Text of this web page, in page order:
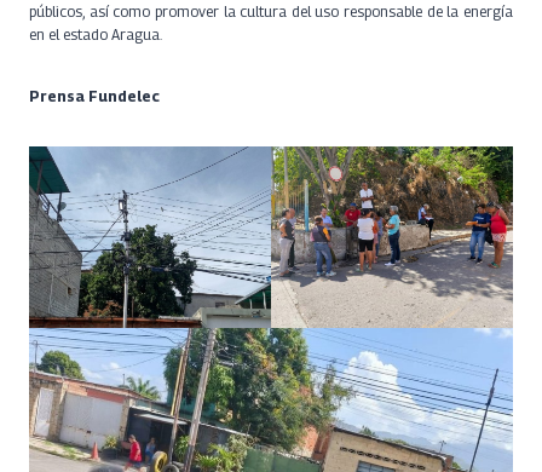
públicos, así como promover la cultura del uso responsable de la energía
en el estado Aragua.
Prensa Fundelec